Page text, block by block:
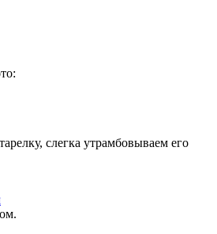
слегка утрамбовываем его